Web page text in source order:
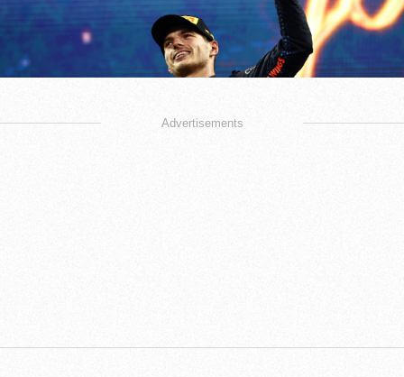
Advertisements